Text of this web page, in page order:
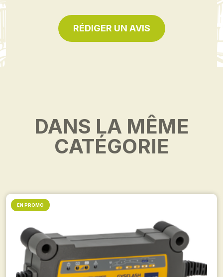
RÉDIGER UN AVIS
DANS LA MÊME
CATÉGORIE
EN PROMO